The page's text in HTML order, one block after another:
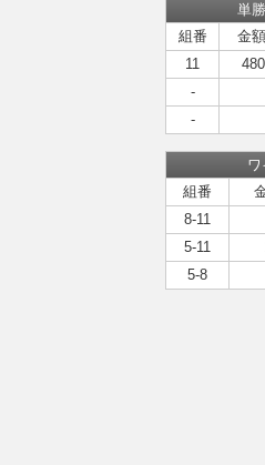
単勝
組番
金額
11
-
-
ワ
組番
8-11
5-11
5-8